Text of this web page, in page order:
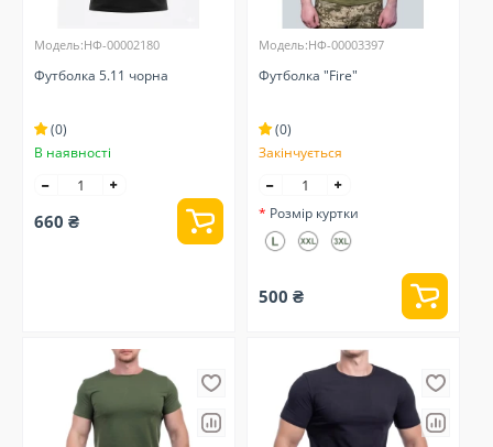
Модель:НФ-00002180
Футболка 5.11 чорна
(0)
В наявності
660 ₴
Модель:НФ-00003397
Футболка "Fire"
(0)
Закінчується
Розмір куртки
500 ₴